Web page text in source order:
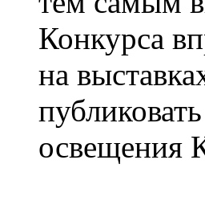
Конкурса
на
освещения